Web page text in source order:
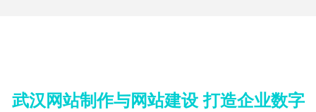
武汉网站制作与网站建设 打造企业数字